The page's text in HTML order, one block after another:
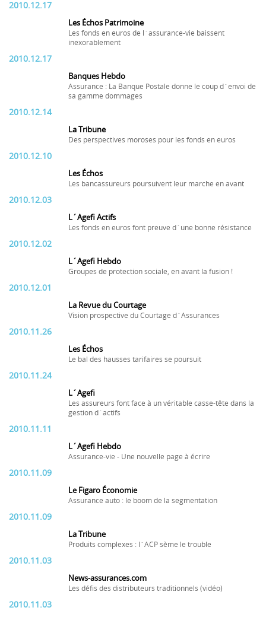
2010.12.17
Les Échos Patrimoine
Les fonds en euros de l´assurance-vie baissent
inexorablement
2010.12.17
Banques Hebdo
Assurance : La Banque Postale donne le coup d´envoi de
sa gamme dommages
2010.12.14
La Tribune
Des perspectives moroses pour les fonds en euros
2010.12.10
Les Échos
Les bancassureurs poursuivent leur marche en avant
2010.12.03
L´Agefi Actifs
Les fonds en euros font preuve d´une bonne résistance
2010.12.02
L´Agefi Hebdo
Groupes de protection sociale, en avant la fusion !
2010.12.01
La Revue du Courtage
Vision prospective du Courtage d´Assurances
2010.11.26
Les Échos
Le bal des hausses tarifaires se poursuit
2010.11.24
L´Agefi
Les assureurs font face à un véritable casse-tête dans la
gestion d´actifs
2010.11.11
L´Agefi Hebdo
Assurance-vie - Une nouvelle page à écrire
2010.11.09
Le Figaro Économie
Assurance auto : le boom de la segmentation
2010.11.09
La Tribune
Produits complexes : l´ACP sème le trouble
2010.11.03
News-assurances.com
Les défis des distributeurs traditionnels (vidéo)
2010.11.03